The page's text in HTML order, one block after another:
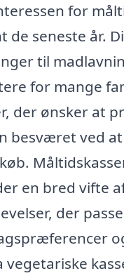
for
de seneste år.
til
for mange
der ønsker at
besværet ved at
en bred vifte
der
vegetariske